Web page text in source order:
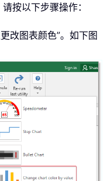
请按以下步骤操作：
改图表颜色”。如下图